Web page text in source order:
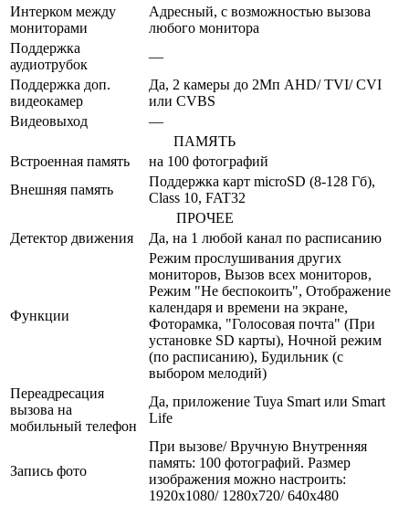
Интерком между
мониторами
Адресный, с возможностью вызова
любого монитора
Поддержка
аудиотрубок
—
Поддержка доп.
видеокамер
Да, 2 камеры до 2Мп AHD/ TVI/ CVI
или CVBS
Видеовыход
—
ПАМЯТЬ
Встроенная память
на 100 фотографий
Внешняя память
Поддержка карт microSD (8-128 Гб),
Class 10, FAT32
ПРОЧЕЕ
Детектор движения
Да, на 1 любой канал по расписанию
Функции
Режим прослушивания других
мониторов, Вызов всех мониторов,
Режим "Не беспокоить", Отображение
календаря и времени на экране,
Фоторамка, "Голосовая почта" (При
установке SD карты), Ночной режим
(по расписанию), Будильник (с
выбором мелодий)
Переадресация
вызова на
мобильный телефон
Да, приложение Tuya Smart или Smart
Life
Запись фото
При вызове/ Вручную Внутренняя
память: 100 фотографий. Размер
изображения можно настроить:
1920x1080/ 1280x720/ 640x480